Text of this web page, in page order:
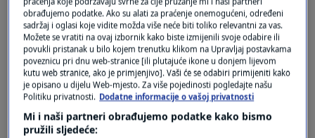
sa zapadnim liderima da države moje graniče sa
Rusijom neće ući u NATO. Mislim da je to bila
logična i razumna molba. To se očito nije
poštovalo .
Odgovor
obrađujemo podatke. Ako su alati za praćenje onemogućeni, određeni
sadržaj i oglasi koje vidite možda više neće biti toliko relevantni za vas.
Možete se vratiti na ovaj izbornik kako biste izmijenili svoje odabire ili
povukli pristanak u bilo kojem trenutku klikom na Upravljaj postavkama
poveznicu pri dnu web-stranice [ili plutajuće ikone u donjem lijevom
kutu web stranice, ako je primjenjivo]. Vaši će se odabiri primijeniti kako
je opisano u dijelu Web-mjesto. Za više pojedinosti pogledajte našu
Politiku privatnosti. Dodatne informacije o vašoj privatnosti
Mi i naši partneri obrađujemo podatke kako bismo
pružili sljedeće: